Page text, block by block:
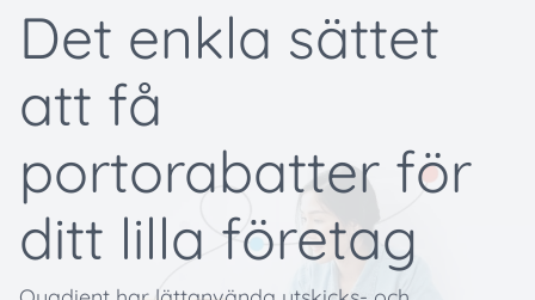
Det enkla sättet
att få
portorabatter för
ditt lilla företag